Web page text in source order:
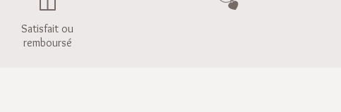
Satisfait ou
remboursé